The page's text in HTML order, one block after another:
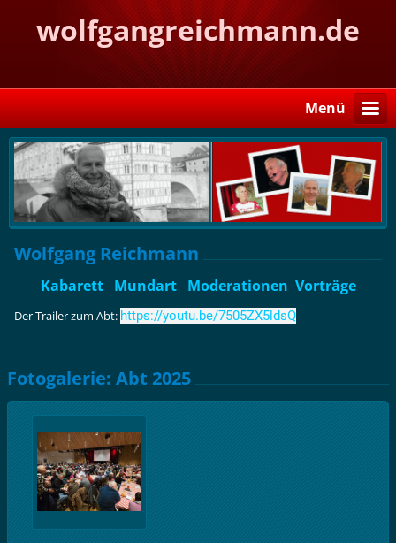
wolfgangreichmann.de
Menü
Wolfgang Reichmann
Kabarett Mundart Moderationen Vorträge
Der Trailer zum Abt: https://youtu.be/7505ZX5ldsQ
Fotogalerie: Abt 2025